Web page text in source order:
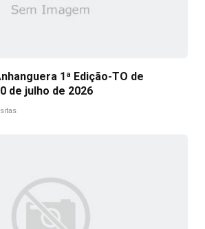
1ª Edição-TO de
de julho de 2026